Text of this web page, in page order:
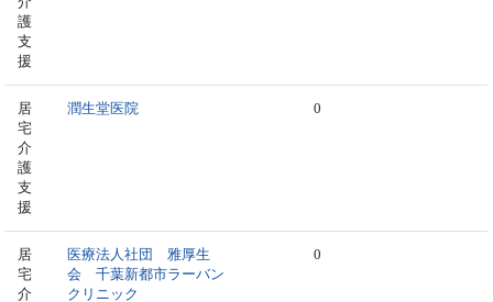
護
支
援
居
宅
介
護
支
援
潤生堂医院 0
居
宅
介
医療法人社団 雅厚生
会 千葉新都市ラーバン
クリニック
0